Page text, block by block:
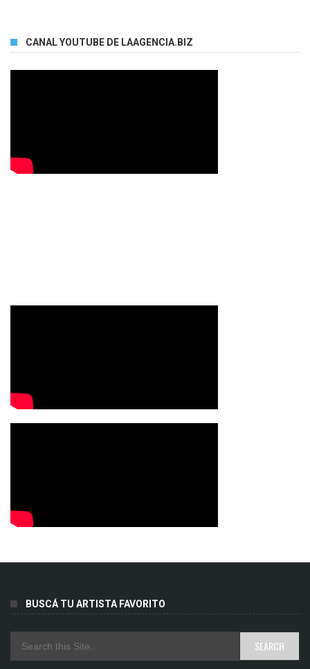
CANAL YOUTUBE DE LAAGENCIA.BIZ
BUSCÁ TU ARTISTA FAVORITO